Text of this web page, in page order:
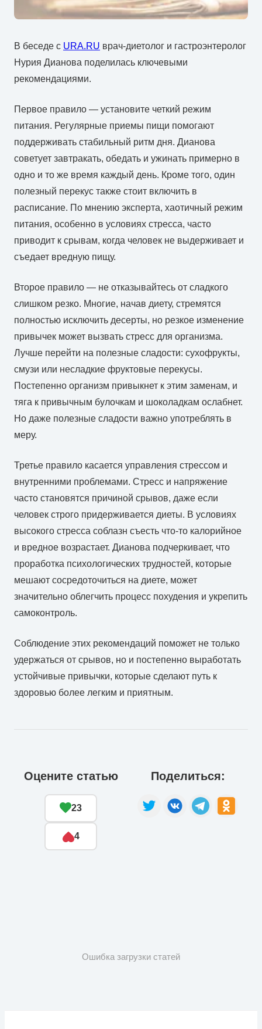
В беседе с URA.RU врач-диетолог и гастроэнтеролог
Нурия Дианова поделилась ключевыми
рекомендациями.
Первое правило — установите четкий режим
питания. Регулярные приемы пищи помогают
поддерживать стабильный ритм дня. Дианова
советует завтракать, обедать и ужинать примерно в
одно и то же время каждый день. Кроме того, один
полезный перекус также стоит включить в
расписание. По мнению эксперта, хаотичный режим
питания, особенно в условиях стресса, часто
приводит к срывам, когда человек не выдерживает и
съедает вредную пищу.
Второе правило — не отказывайтесь от сладкого
слишком резко. Многие, начав диету, стремятся
полностью исключить десерты, но резкое изменение
привычек может вызвать стресс для организма.
Лучше перейти на полезные сладости: сухофрукты,
смузи или несладкие фруктовые перекусы.
Постепенно организм привыкнет к этим заменам, и
тяга к привычным булочкам и шоколадкам ослабнет.
Но даже полезные сладости важно употреблять в
меру.
Третье правило касается управления стрессом и
внутренними проблемами. Стресс и напряжение
часто становятся причиной срывов, даже если
человек строго придерживается диеты. В условиях
высокого стресса соблазн съесть что-то калорийное
и вредное возрастает. Дианова подчеркивает, что
проработка психологических трудностей, которые
мешают сосредоточиться на диете, может
значительно облегчить процесс похудения и укрепить
самоконтроль.
Соблюдение этих рекомендаций поможет не только
удержаться от срывов, но и постепенно выработать
устойчивые привычки, которые сделают путь к
здоровью более легким и приятным.
Оцените статью
23
4
Поделиться:
Ошибка загрузки статей